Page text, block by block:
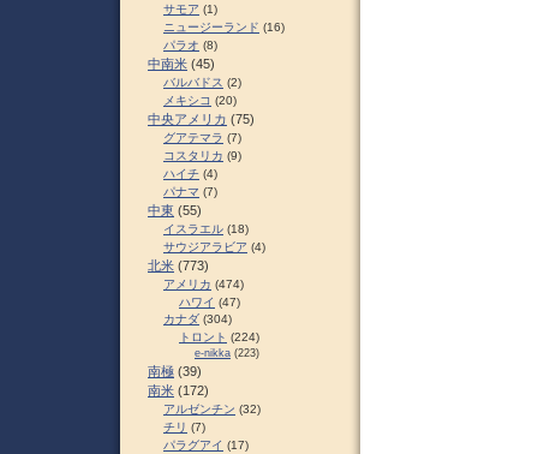
サモア (1)
ニュージーランド (16)
パラオ (8)
中南米 (45)
バルバドス (2)
メキシコ (20)
中央アメリカ (75)
グアテマラ (7)
コスタリカ (9)
ハイチ (4)
パナマ (7)
中東 (55)
イスラエル (18)
サウジアラビア (4)
北米 (773)
アメリカ (474)
ハワイ (47)
カナダ (304)
トロント (224)
e-nikka (223)
南極 (39)
南米 (172)
アルゼンチン (32)
チリ (7)
パラグアイ (17)